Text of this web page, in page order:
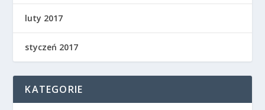
luty 2017
styczeń 2017
KATEGORIE